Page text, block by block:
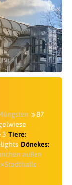
B7
3 Tiere:
Dönekes:
außen
Stadthalle